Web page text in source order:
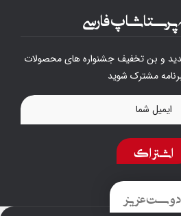
پرستاشاپ فارسی
و بن تخفیف جشنواره های محصولات
مشترک شوید
اشتراک
دوست عزیز